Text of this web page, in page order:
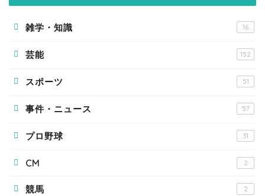
雑学・知識 16
芸能 152
スポーツ 51
事件・ニュース 57
プロ野球 31
CM 2
競馬 2